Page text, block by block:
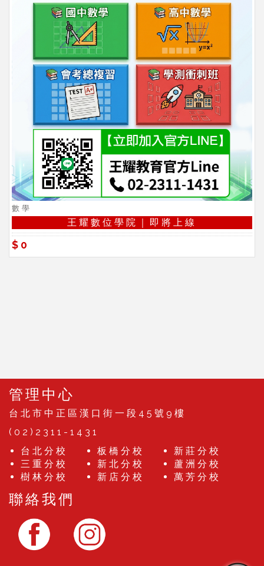
數學
王耀數位學院｜即將上線
$0
管理中心
台北市中正區漢口街一段45號9樓
(02)2311-1431
台北分校
板橋分校
新莊分校
三重分校
新北分校
蘆洲分校
樹林分校
新店分校 萬芳分校
聯絡我們